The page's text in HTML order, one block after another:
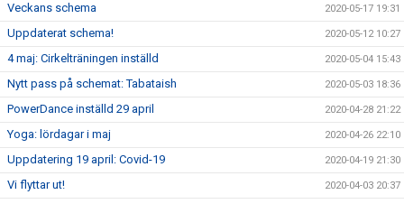
Veckans schema 2020-05-17 19:31
Uppdaterat schema! 2020-05-12 10:27
4 maj: Cirkelträningen inställd 2020-05-04 15:43
Nytt pass på schemat: Tabataish 2020-05-03 18:36
PowerDance inställd 29 april 2020-04-28 21:22
Yoga: lördagar i maj 2020-04-26 22:10
Uppdatering 19 april: Covid-19 2020-04-19 21:30
Vi flyttar ut! 2020-04-03 20:37